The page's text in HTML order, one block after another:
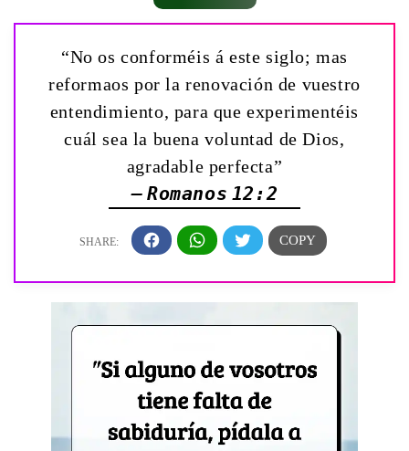
“No os conforméis á este siglo; mas
reformaos por la renovación de vuestro
entendimiento, para que experimentéis
cuál sea la buena voluntad de Dios,
agradable perfecta”
— Romanos 12:2